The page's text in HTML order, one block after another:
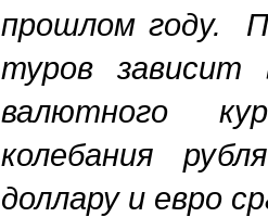
прошлом году.
туров
валютного
колебания
доллару и евро